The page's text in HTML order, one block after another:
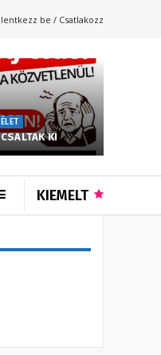
be / Csatlakozz
KI
KIEMELT